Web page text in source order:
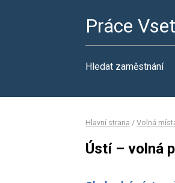
Práce
Hledat zaměstnání
Hlavní strana / Volná
Ústí – volná